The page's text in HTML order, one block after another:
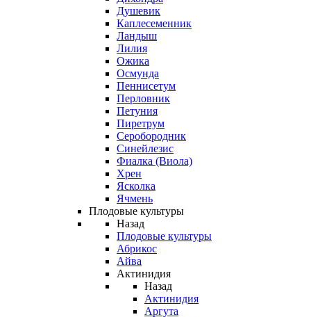
Душевик
Каплесеменник
Ландыш
Лилия
Ожика
Осмунда
Пеннисетум
Перловник
Петуния
Пиретрум
Серобородник
Синейлезис
Фиалка (Виола)
Хрен
Ясколка
Ячмень
Плодовые культуры
Назад
Плодовые культуры
Абрикос
Айва
Актинидия
Назад
Актинидия
Аргута